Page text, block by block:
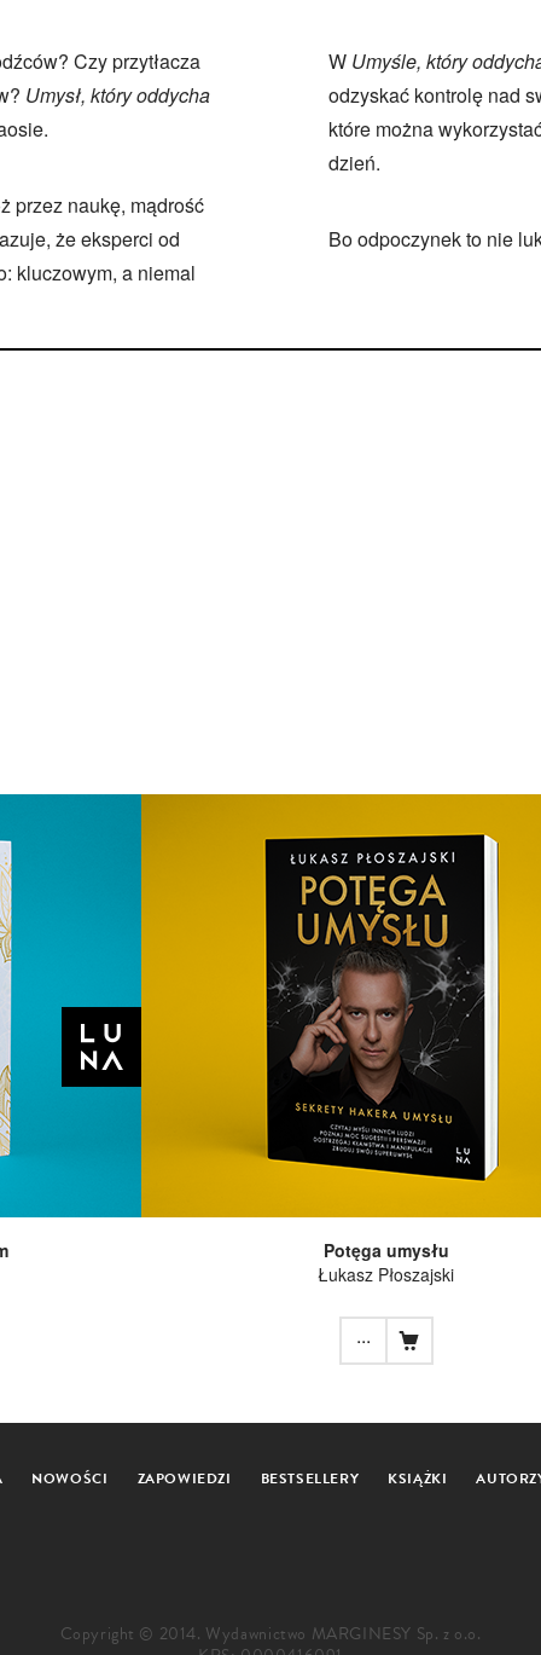
Czy przytłacza
Umysł, który oddycha
przez naukę, mądrość
że eksperci od
kluczowym, a niemal
W Umyśle, który
odzyskać kontrolę nad
które można
dzień.
Bo odpoczynek to nie
Potęga umysłu
Łukasz Płoszajski
...
NOWOŚCI ZAPOWIEDZI BESTSELLERY KSIĄŻKI
Copyright © 2014. Wydawnictwo MARGINESY Sp. z o.o.